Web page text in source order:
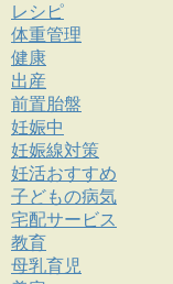
レシピ
体重管理
健康
出産
前置胎盤
妊娠中
妊娠線対策
妊活おすすめ
子どもの病気
宅配サービス
教育
母乳育児